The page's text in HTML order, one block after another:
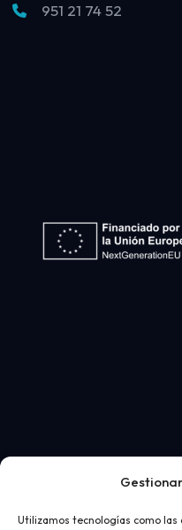
Utilizamos tecnologías como las
951 21 74 52